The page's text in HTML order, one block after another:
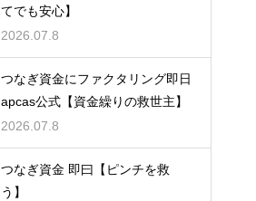
てでも安心】
2026.07.8
つなぎ資金にファクタリング即日
apcas公式【資金繰りの救世主】
2026.07.8
つなぎ資金 即曰【ピンチを救
う】